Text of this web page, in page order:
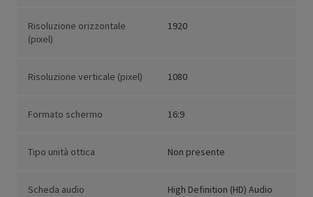
Risoluzione orizzontale
(pixel)
1920
Risoluzione verticale (pixel) 1080
Formato schermo 16:9
Tipo unità ottica Non presente
Scheda audio High Definition (HD) Audio